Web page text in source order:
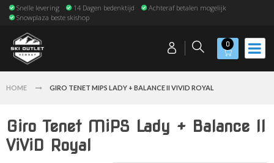
Snelle levering 14 Dagen bedenktijd
Achteraf betalen mogelijk
Snowplaza beste skishop
0
HOME GIRO TENET MIPS LADY + BALANCE II VIVID ROYAL
Giro Tenet MiPS Lady + Balance II
ViViD Royal